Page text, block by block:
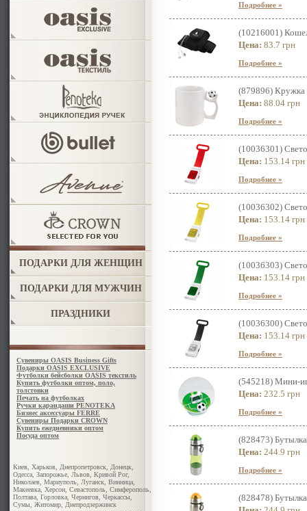
ПОДАРКИ ДЛЯ ЖЕНЩИН
ПОДАРКИ ДЛЯ МУЖЧИН
ПРАЗДНИКИ
Сувениры OASIS Business Gifts
Подарки OASIS EXCLUSIVE
Футболки бейсболки OASIS текстиль
Купить футболки оптом, поло,
толстовки
Печать на футболках
Ручки карандаши PENOTEKA
Бизнес аксессуары FERRE
Сувениры Подарки CROWN
Купить ежедневники оптом
Посуда оптом
Киев, Харьков, Днепропетровск, Донецк,
Одесса, Запорожье, Львов, Кривой Рог,
Николаев, Мариуполь, Луганск, Винница,
Макеевка, Херсон, Севастополь, Симферополь,
Полтава, Горловка, Чернигов, Черкассы,
Сумы, Житомир, Днепродзержинск
Подробнее »
(10216001)
Цена: 83.7 грн
Подробнее »
(879896) Кружка
Цена: 88.04 грн
Подробнее »
(10036301)
Цена: 153.14 грн
Подробнее »
(10036302)
Цена: 153.14 грн
Подробнее »
(10036303)
Цена: 153.14 грн
Подробнее »
(10036300)
Цена: 153.14 грн
Подробнее »
(545218) Мини-
Цена: 232.5 грн
Подробнее »
(828473)
Цена: 244.9 грн
Подробнее »
(828478)